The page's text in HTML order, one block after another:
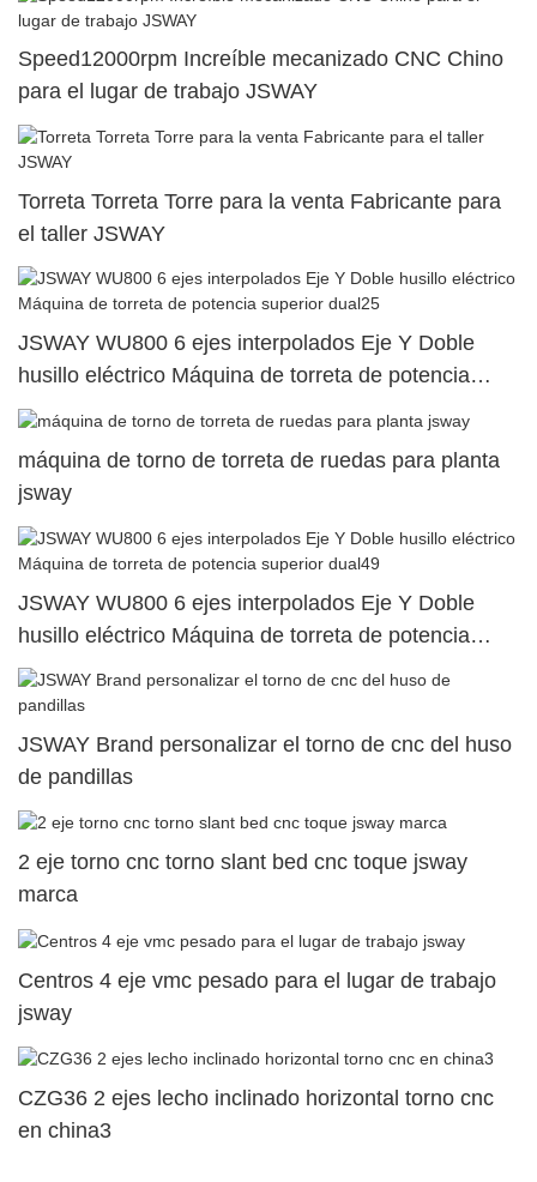
Speed12000rpm Increíble mecanizado CNC Chino
para el lugar de trabajo JSWAY
Torreta Torreta Torre para la venta Fabricante para
el taller JSWAY
JSWAY WU800 6 ejes interpolados Eje Y Doble
husillo eléctrico Máquina de torreta de potencia
superior dual25
máquina de torno de torreta de ruedas para planta
jsway
JSWAY WU800 6 ejes interpolados Eje Y Doble
husillo eléctrico Máquina de torreta de potencia
superior dual49
JSWAY Brand personalizar el torno de cnc del huso
de pandillas
2 eje torno cnc torno slant bed cnc toque jsway
marca
Centros 4 eje vmc pesado para el lugar de trabajo
jsway
CZG36 2 ejes lecho inclinado horizontal torno cnc
en china3